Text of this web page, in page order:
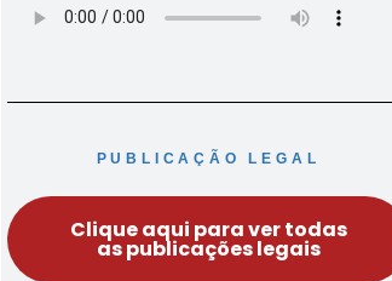
PUBLICAÇÃO LEGAL
Clique aqui para ver todas
as publicações legais